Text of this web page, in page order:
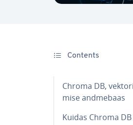
Contents
Chroma DB,
mise andmebaas
Kuidas Chroma